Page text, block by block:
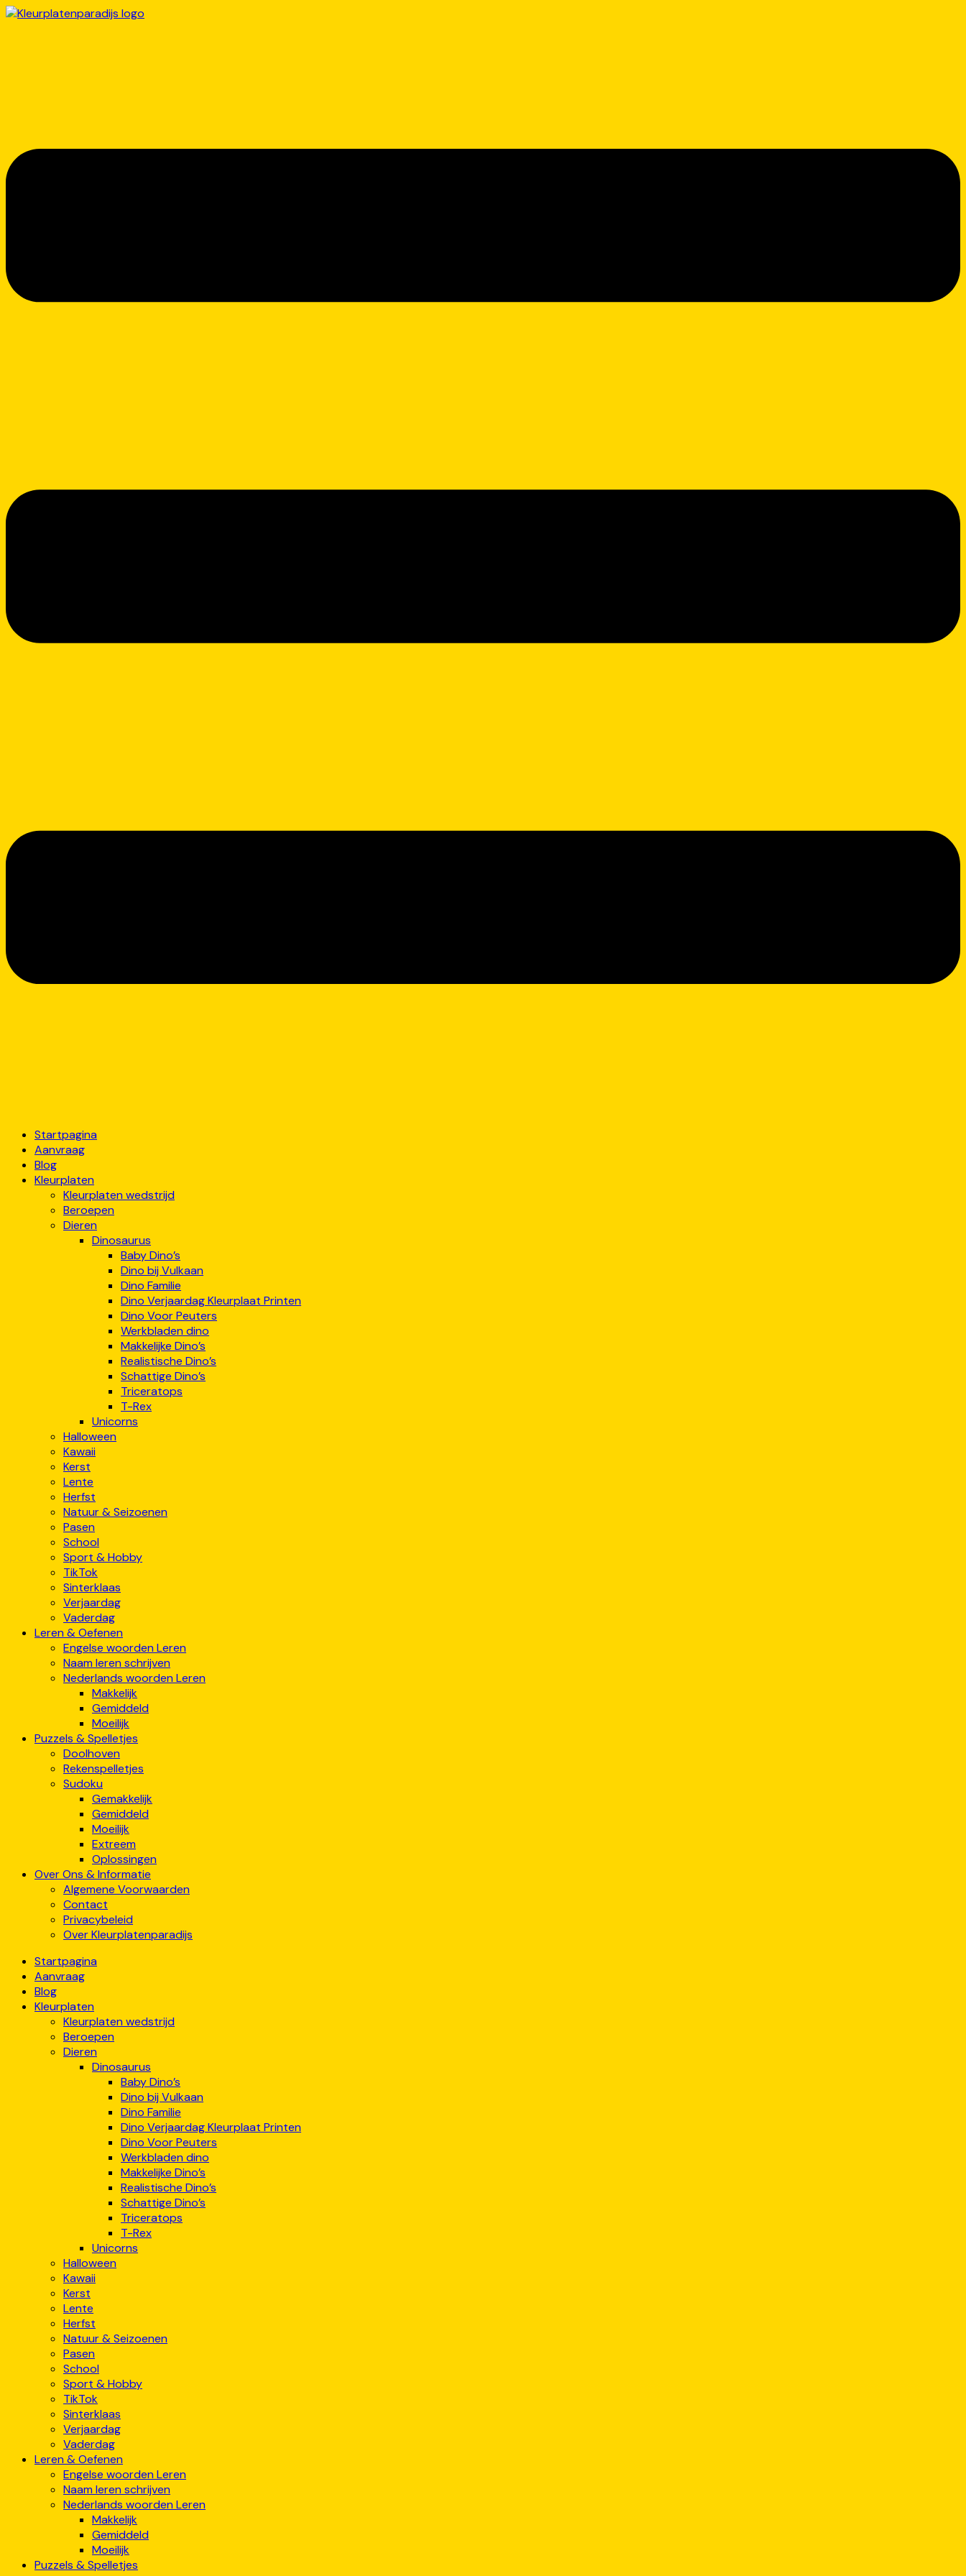
Startpagina
Aanvraag
Blog
Kleurplaten
Kleurplaten wedstrijd
Beroepen
Dieren
Dinosaurus
Baby Dino’s
Dino bij Vulkaan
Dino Familie
Dino Verjaardag Kleurplaat Printen
Dino Voor Peuters
Werkbladen dino
Makkelijke Dino’s
Realistische Dino’s
Schattige Dino’s
Triceratops
T-Rex
Unicorns
Halloween
Kawaii
Kerst
Lente
Herfst
Natuur & Seizoenen
Pasen
School
Sport & Hobby
TikTok
Sinterklaas
Verjaardag
Vaderdag
Leren & Oefenen
Engelse woorden Leren
Naam leren schrijven
Nederlands woorden Leren
Makkelijk
Gemiddeld
Moeilijk
Puzzels & Spelletjes
Doolhoven
Rekenspelletjes
Sudoku
Gemakkelijk
Gemiddeld
Moeilijk
Extreem
Oplossingen
Over Ons & Informatie
Algemene Voorwaarden
Contact
Privacybeleid
Over Kleurplatenparadijs
Startpagina
Aanvraag
Blog
Kleurplaten
Kleurplaten wedstrijd
Beroepen
Dieren
Dinosaurus
Baby Dino’s
Dino bij Vulkaan
Dino Familie
Dino Verjaardag Kleurplaat Printen
Dino Voor Peuters
Werkbladen dino
Makkelijke Dino’s
Realistische Dino’s
Schattige Dino’s
Triceratops
T-Rex
Unicorns
Halloween
Kawaii
Kerst
Lente
Herfst
Natuur & Seizoenen
Pasen
School
Sport & Hobby
TikTok
Sinterklaas
Verjaardag
Vaderdag
Leren & Oefenen
Engelse woorden Leren
Naam leren schrijven
Nederlands woorden Leren
Makkelijk
Gemiddeld
Moeilijk
Puzzels & Spelletjes